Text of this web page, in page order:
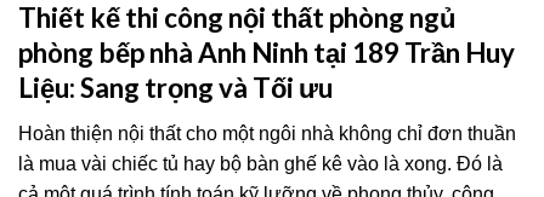
Thiết kế thi công nội thất phòng ngủ
phòng bếp nhà Anh Ninh tại 189 Trần Huy
Liệu: Sang trọng và Tối ưu
Hoàn thiện nội thất cho một ngôi nhà không chỉ đơn thuần
là mua vài chiếc tủ hay bộ bàn ghế kê vào là xong. Đó là